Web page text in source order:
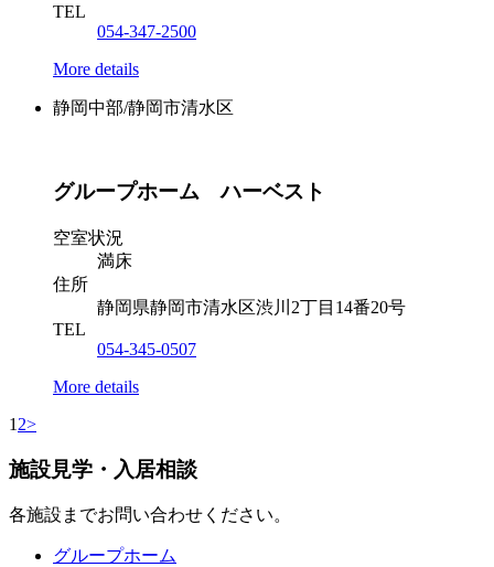
TEL
054-347-2500
More details
静岡中部/静岡市清水区
グループホーム ハーベスト
空室状況
満床
住所
静岡県静岡市清水区渋川2丁目14番20号
TEL
054-345-0507
More details
1 2>
施設見学・入居相談
各施設までお問い合わせください。
グループホーム